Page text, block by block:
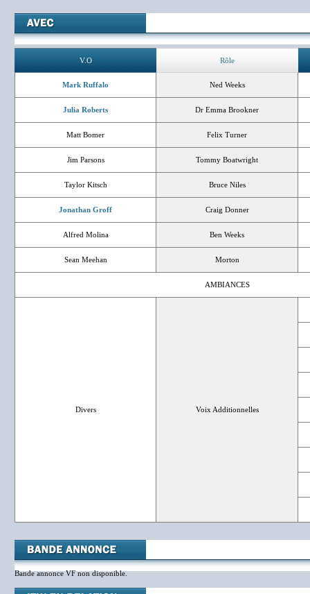
V.O Rôle
Mark Ruffalo Ned Weeks
Julia Roberts Dr Emma Brookner
Matt Bomer Felix Turner
Jim Parsons Tommy Boatwright
Taylor Kitsch Bruce Niles
Jonathan Groff Craig Donner
Alfred Molina Ben Weeks
Sean Meehan Morton
AMBIANCES
Divers Voix Additionnelles
Bande annonce VF non disponible.